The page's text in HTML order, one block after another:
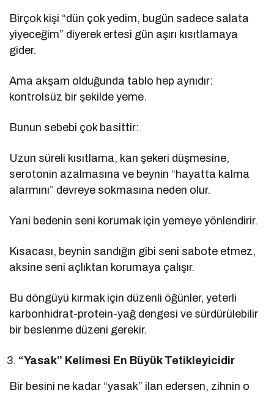
Birçok kişi “dün çok yedim, bugün sadece salata
yiyeceğim” diyerek ertesi gün aşırı kısıtlamaya
gider.
Ama akşam olduğunda tablo hep aynıdır:
kontrolsüz bir şekilde yeme.
Bunun sebebi çok basittir:
Uzun süreli kısıtlama, kan şekeri düşmesine,
serotonin azalmasına ve beynin “hayatta kalma
alarmını” devreye sokmasına neden olur.
Yani bedenin seni korumak için yemeye yönlendirir.
Kısacası, beynin sandığın gibi seni sabote etmez,
aksine seni açlıktan korumaya çalışır.
Bu döngüyü kırmak için düzenli öğünler, yeterli
karbonhidrat-protein-yağ dengesi ve sürdürülebilir
bir beslenme düzeni gerekir.
“Yasak” Kelimesi En Büyük Tetikleyicidir
Bir besini ne kadar “yasak” ilan edersen, zihnin o